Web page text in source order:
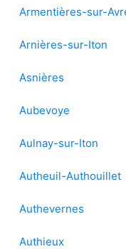
Armentières-sur-
Arnières-sur-Iton
Asnières
Aubevoye
Aulnay-sur-Iton
Autheuil-Authouillet
Authevernes
Authieux